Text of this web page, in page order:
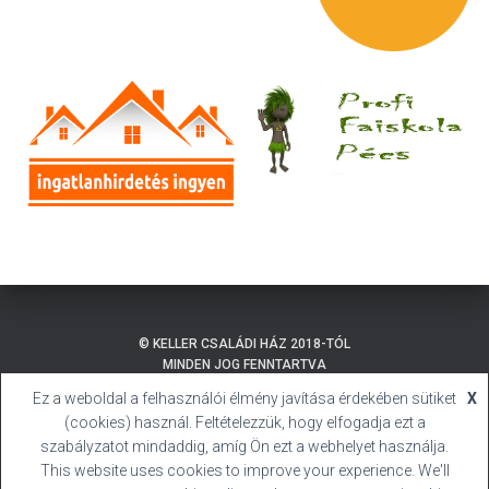
© KELLER CSALÁDI HÁZ 2018-TÓL
MINDEN JOG FENNTARTVA
ADATKEZELÉSI TÁJÉKOZTATÓ
SÜTI (COOKIE) TÁJÉKOZTATÓ
BALATONMÁRIAFÜRDŐ
HIVATALOS HONLAP
Ez a weboldal a felhasználói élmény javítása érdekében sütiket
(cookies) használ. Feltételezzük, hogy elfogadja ezt a
szabályzatot mindaddig, amíg Ön ezt a webhelyet használja.
This website uses cookies to improve your experience. We'll
X